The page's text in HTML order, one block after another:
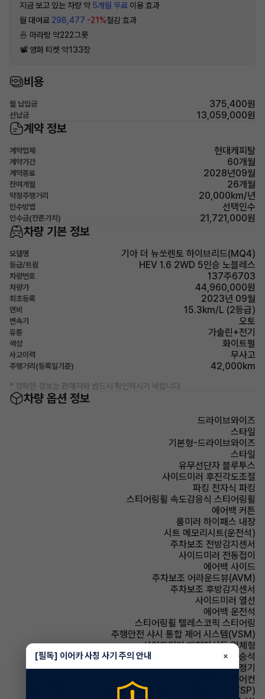
지금 보고 있는 차량 약 5개월 무료 이용 효과
월 대여료 298,477 -21%절감 효과
🍜 마라탕 약222그릇
📽 영화 티켓 약133장
비용
월 납입금 375,400원
선납금 13,059,000원
계약 정보
계약업체 현대캐피탈
계약기간 60개월
계약종료 2028년09월
잔여개월 26개월
약정주행거리 20,000km/년
인수방법 선택인수
인수금(잔존가치) 21,721,000원
차량 기본 정보
모델명 기아 더 뉴쏘렌토 하이브리드(MQ4)
등급/트림 HEV 1.6 2WD 5인승 노블레스
차량번호 137주6703
차량가 44,960,000원
최초등록 2023년 09월
연비 15.3km/L (2등급)
변속기 오토
유종 가솔린+전기
색상 화이트펄
사고이력 무사고
주행거리(등록일기준) 42,000km
* 정확한 정보는 판매자와 반드시 확인하시기 바랍니다.
차량 옵션 정보
드라이브와이즈
스타일
기본형-드라이브와이즈
스타일
유무선단자 블루투스
사이드미러 후진각도조절
파킹 전자식 파킹
스티어링휠 속도감응식 스티어링휠
에어백 커튼
룸미러 하이패스 내장
시트 메모리시트(운전석)
주차보조 전방감지센서
사이드미러 전동접이
에어백 사이드
주차보조 어라운드뷰(AVM)
주차보조 후방감지센서
사이드미러 열선
에어백 운전석
스티어링휠 텔레스코픽 스티어링
주행안전 샤시 통합 제어 시스템(VSM)
사이드미러 방향지시등 일체형
에어백 동승석
에어컨 공기청정기
에어컨 풀오토에어컨
주행안전 차체자세제어장치(VDC,ESC,ESP)
[필독] 이어카 사칭 사기 주의 안내 ×